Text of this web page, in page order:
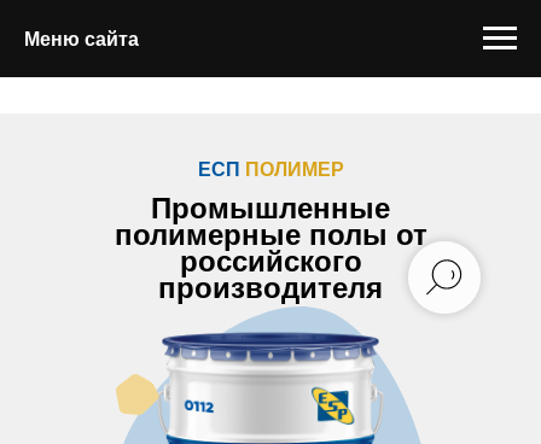
Меню сайта
Промышленные
полимерные полы от
российского
производителя
ЕСП ПОЛИМЕР